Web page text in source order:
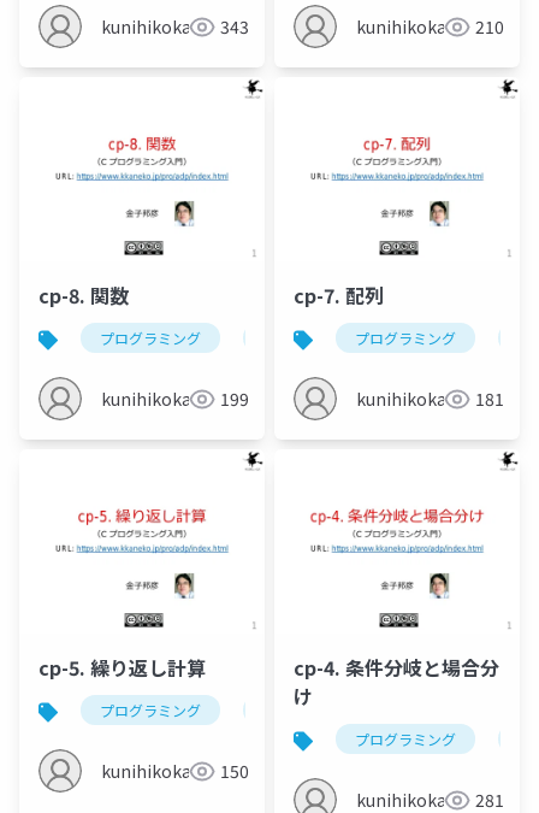
kunihikokaneko343 kunihikokaneko210
cp-8. 関数
プログラミング 関数 関数呼び出し
kunihikokaneko199
cp-7. 配列
プログラミング
kunihikokaneko181
cp-5. 繰り返し計算
プログラミング
kunihikokaneko150
cp-4. 条件分岐と場合分
け
プログラミング
kunihikokaneko281